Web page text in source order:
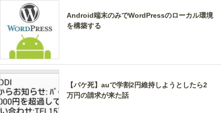
Android端末のみでWordPressのローカル環境
を構築する
【パケ死】auで学割2円維持しようとしたら2
万円の請求が来た話